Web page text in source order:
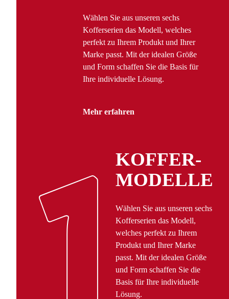
Wählen Sie aus unseren sechs
Kofferserien das Modell, welches
perfekt zu Ihrem Produkt und Ihrer
Marke passt. Mit der idealen Größe
und Form schaffen Sie die Basis für
Ihre individuelle Lösung.
Mehr erfahren
KOFFER­
MODELLE
Wählen Sie aus unseren sechs
Kofferserien das Modell,
welches perfekt zu Ihrem
Produkt und Ihrer Marke
passt. Mit der idealen Größe
und Form schaffen Sie die
Basis für Ihre individuelle
Lösung.